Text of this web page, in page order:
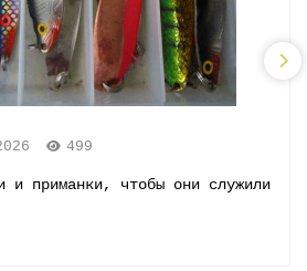
499
и приманки, чтобы они служили